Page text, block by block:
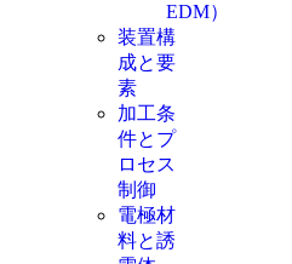
EDM）
装置構
成と要
素
加工条
件とプ
ロセス
制御
電極材
料と誘